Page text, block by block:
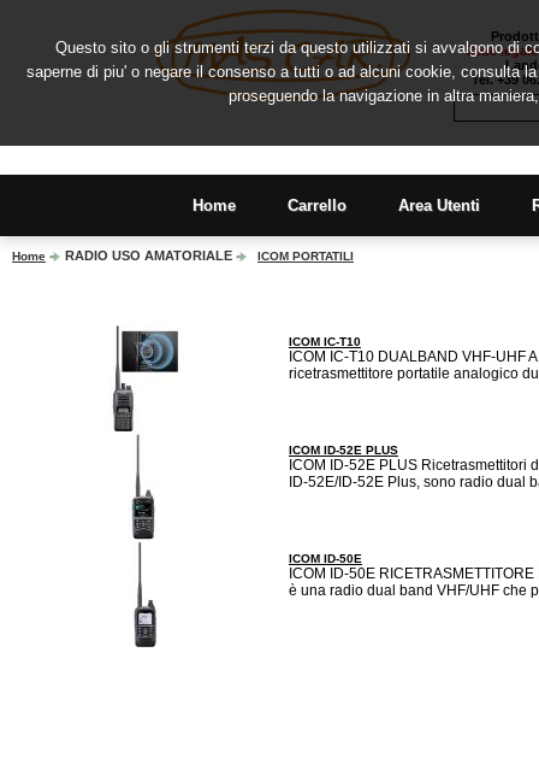
Sede
Tel. +39
Home Carrello Area Utenti
Home RADIO USO AMATORIALE ICOM PORTATILI
ICOM IC-T10
ICOM IC-T10 DUALBAND VHF-UHF
ricetrasmettitore portatile analogico
ICOM ID-52E PLUS
ICOM ID-52E PLUS Ricetrasmettitori
ID-52E/ID-52E Plus, sono radio dual
ICOM ID-50E
ICOM ID-50E
è una radio dual band VHF/UHF che
Questo sito o gli strumenti terzi da questo utilizzati si avvalgono di
saperne di piu' o negare il consenso a tutti o ad alcuni cookie, consulta
proseguendo la navigazione in altra